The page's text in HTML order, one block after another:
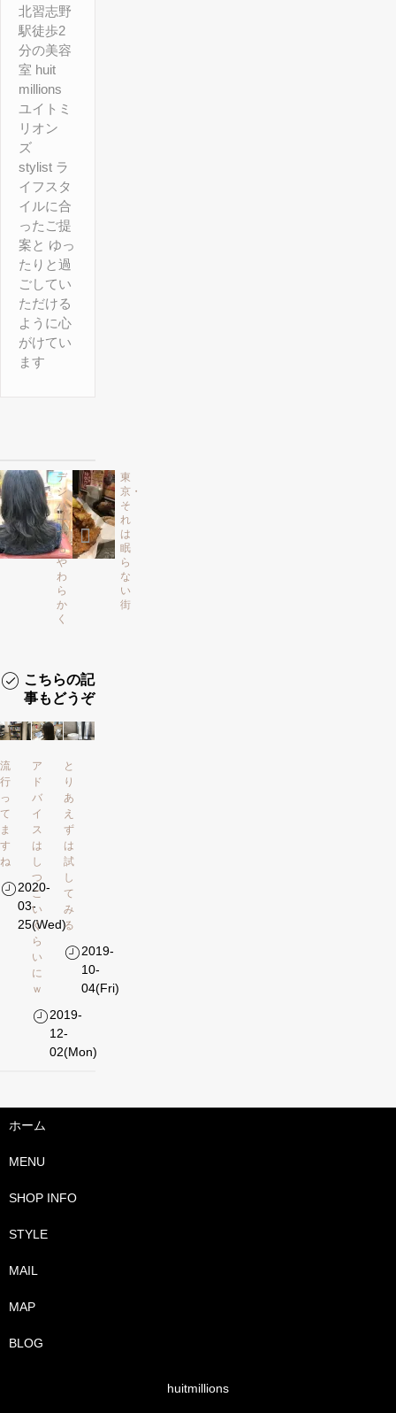
北習志野
駅徒歩2
分の美容
室 huit
millions
ユイトミ
リオン
ズ
stylist ラ
イフスタ
イルに合
ったご提
案と ゆっ
たりと過
ごしてい
ただける
ように心
がけてい
ます
東
京・
そ
れ
は
眠
ら
な
い
街
デ
ジ
パ
ー
で
も
や
わ
ら
か
く
こちらの記
事もどうぞ
流
行
っ
て
ま
す
ね
2020-
03-
25(Wed)
ア
ド
バ
イ
ス
は
し
つ
こ
い
く
ら
い
に
ｗ
2019-
12-
02(Mon)
と
り
あ
え
ず
は
試
し
て
み
る
2019-
10-
04(Fri)
ホーム
MENU
SHOP INFO
STYLE
MAIL
MAP
BLOG
huitmillions